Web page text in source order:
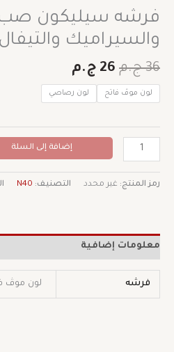
فرشه سيليكون صب
والسيراميك والتيفال
36 ج.م 26 ج.م
لون موڤ فاتح لون رصاصي
إضافة إلى السلة
رمز المنتج: غير محدد التصنيف: N40
معلومات إضافية
فرشه لون موڤ